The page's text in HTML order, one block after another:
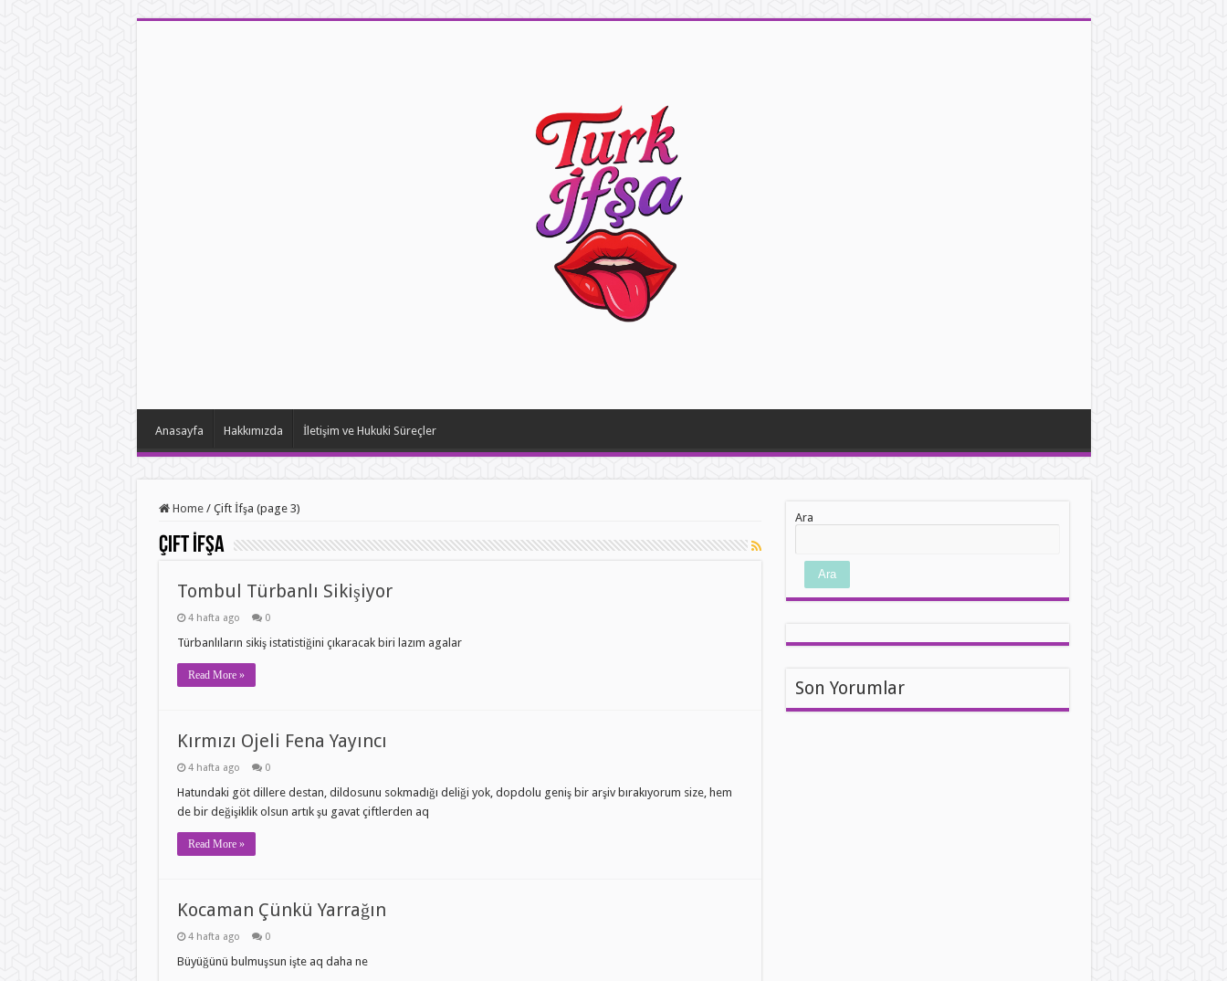
Anasayfa Hakkımızda İletişim ve Hukuki Süreçler
Home / Çift İfşa (page 3)
Çift İfşa
Tombul Türbanlı Sikişiyor
4 hafta ago 0
Türbanlıların sikiş istatistiğini çıkaracak biri lazım agalar
Read More »
Kırmızı Ojeli Fena Yayıncı
4 hafta ago 0
Hatundaki göt dillere destan, dildosunu sokmadığı deliği yok, dopdolu geniş bir arşiv bırakıyorum size, hem
de bir değişiklik olsun artık şu gavat çiftlerden aq
Read More »
Kocaman Çünkü Yarrağın
4 hafta ago 0
Büyüğünü bulmuşsun işte aq daha ne
Ara
Ara
Son Yorumlar